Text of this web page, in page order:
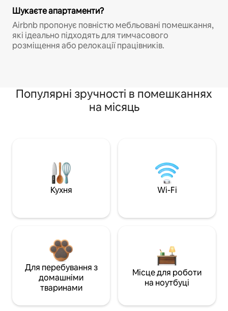
Шукаєте апартаменти?
Airbnb пропонує повністю мебльовані помешкання,
які ідеально підходять для тимчасового
розміщення або релокації працівників.
Популярні зручності в помешканнях
на місяць
Кухня Wi-Fi
Для перебування з
домашніми
тваринами
Місце для роботи
на ноутбуці